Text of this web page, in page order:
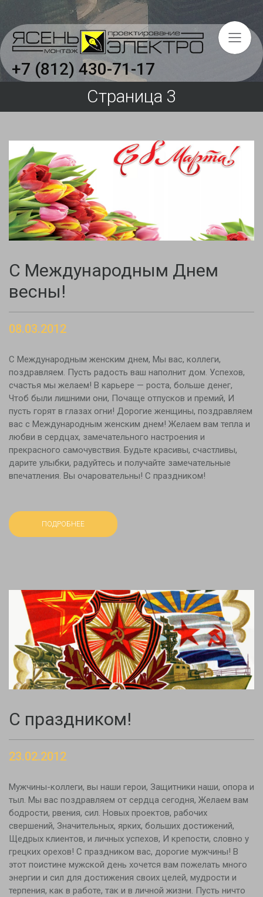
+7 (812) 430-71-17
Главная
Услуги
Объекты
О компании
Отзывы
Сертификаты и свидетельства
Охрана труда на предприятии
Новости
Страница 3
С Международным Днем
весны!
08.03.2012
С Международным женским днем, Мы вас, коллеги,
поздравляем. Пусть радость ваш наполнит дом. Успехов,
счастья мы желаем! В карьере — роста, больше денег,
Чтоб были лишними они, Почаще отпусков и премий, И
пусть горят в глазах огни! Дорогие женщины, поздравляем
вас с Международным женским днем! Желаем вам тепла и
любви в сердцах, замечательного настроения и
прекрасного самочувствия. Будьте красивы, счастливы,
дарите улыбки, радуйтесь и получайте замечательные
впечатления. Вы очаровательны! С праздником!
ПОДРОБНЕЕ
С праздником!
23.02.2012
Мужчины-коллеги, вы наши герои, Защитники наши, опора и
тыл. Мы вас поздравляем от сердца сегодня, Желаем вам
бодрости, рвения, сил. Новых проектов, рабочих
свершений, Значительных, ярких, больших достижений,
Щедрых клиентов, и личных успехов, И крепости, словно у
грецких орехов! С праздником вас, дорогие мужчины! В
этот поистине мужской день хочется вам пожелать много
энергии и сил для достижения своих целей, мудрости и
терпения, как в работе, так и в личной жизни. Пусть ничто